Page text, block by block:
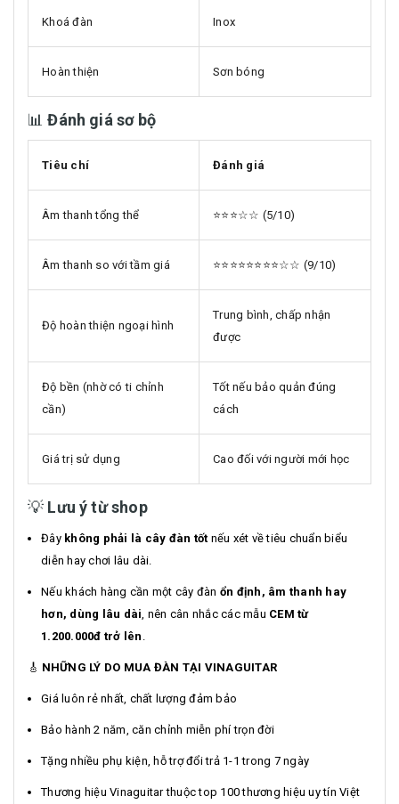
Khoá đàn Inox
Hoàn thiện Sơn bóng
📊Đánh giá sơ bộ
Tiêu chí Đánh giá
Âm thanh tổng thể ⭐⭐⭐☆☆ (5/10)
Âm thanh so với tầm giá ⭐⭐⭐⭐⭐⭐⭐⭐☆☆ (9/10)
Độ hoàn thiện ngoại hình
Trung bình, chấp nhận
được
Độ bền (nhờ có ti chỉnh
cần)
Tốt nếu bảo quản đúng
cách
Giá trị sử dụng Cao đối với người mới học
💡 Lưu ý từ shop
Đây không phải là cây đàn tốt nếu xét về tiêu chuẩn biểu
diễn hay chơi lâu dài.
Nếu khách hàng cần một cây đàn ổn định, âm thanh hay
hơn, dùng lâu dài, nên cân nhắc các mẫu CEM từ
1.200.000đ trở lên .
🎸 NHỮNG LÝ DO MUA ĐÀN TẠI VINAGUITAR
Giá luôn rẻ nhất, chất lượng đảm bảo
Bảo hành 2 năm, căn chỉnh miễn phí trọn đời
Tặng nhiều phụ kiện, hỗ trợ đổi trả 1-1 trong 7 ngày
Thương hiệu Vinaguitar thuộc top 100 thương hiệu uy tín Việt